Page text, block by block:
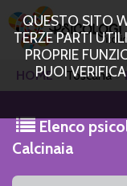
QUESTO SITO
TERZE PARTI
PROPRIE
PUOI
HOME Toscana
Elenco
Calcinaia